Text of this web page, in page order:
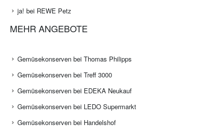
ja! bei REWE Petz
MEHR ANGEBOTE
Gemüsekonserven bei Thomas Philipps
Gemüsekonserven bei Treff 3000
Gemüsekonserven bei EDEKA Neukauf
Gemüsekonserven bei LEDO Supermarkt
Gemüsekonserven bei Handelshof